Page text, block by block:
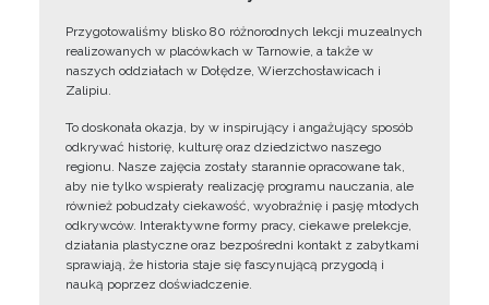
Przygotowaliśmy blisko 80 różnorodnych lekcji muzealnych
realizowanych w placówkach w Tarnowie, a także w
naszych oddziałach w Dołędze, Wierzchosławicach i
Zalipiu.
To doskonała okazja, by w inspirujący i angażujący sposób
odkrywać historię, kulturę oraz dziedzictwo naszego
regionu. Nasze zajęcia zostały starannie opracowane tak,
aby nie tylko wspierały realizację programu nauczania, ale
również pobudzały ciekawość, wyobraźnię i pasję młodych
odkrywców. Interaktywne formy pracy, ciekawe prelekcje,
działania plastyczne oraz bezpośredni kontakt z zabytkami
sprawiają, że historia staje się fascynującą przygodą i
nauką poprzez doświadczenie.